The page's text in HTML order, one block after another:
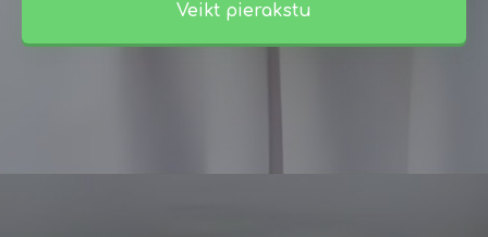
Veikt pierakstu